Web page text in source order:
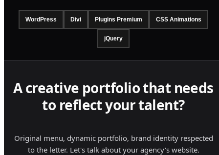
WordPress Divi Plugins Premium CSS Animations
jQuery
A creative portfolio that needs
to reflect your talent?
Original menu, dynamic portfolio, brand identity respected
to the letter. Let's talk about your agency's website.